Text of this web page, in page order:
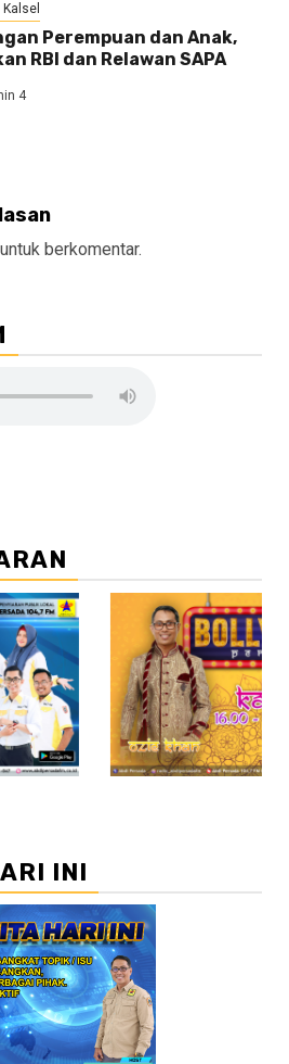
Perempuan dan Anak,
RBI dan Relawan SAPA
4
untuk berkomentar.
INI